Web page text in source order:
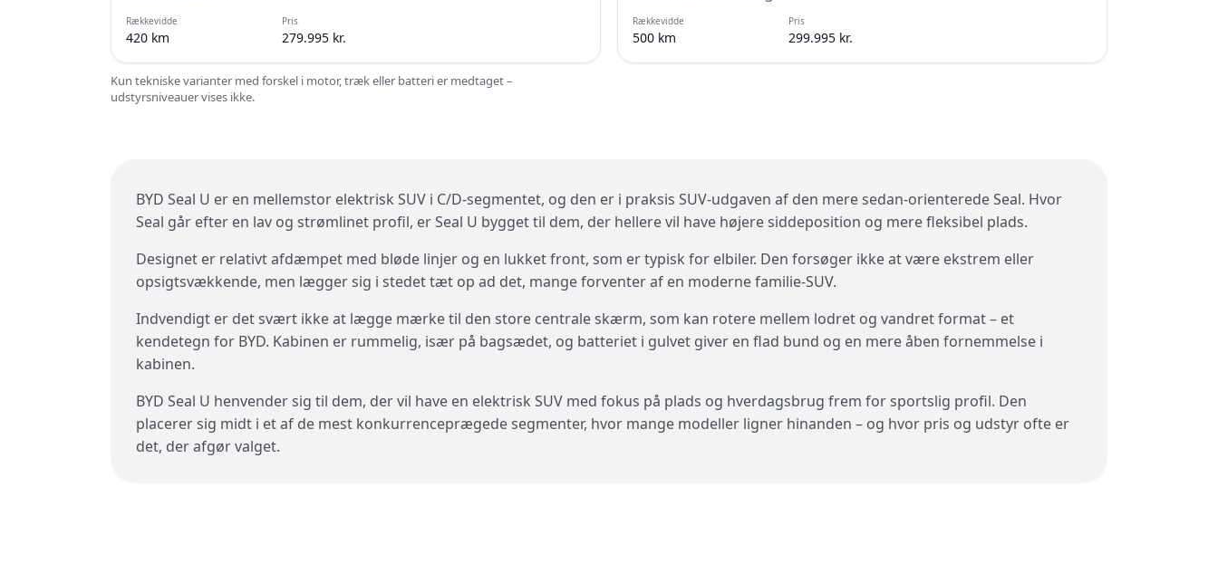
Rækkevidde
420 km
Pris
279.995 kr.
Rækkevidde
500 km
Pris
299.995 kr.
Kun tekniske varianter med forskel i motor, træk eller batteri er medtaget –
udstyrsniveauer vises ikke.
BYD Seal U er en mellemstor elektrisk SUV i C/D-segmentet, og den er i praksis SUV-udgaven af den mere sedan-orienterede Seal. Hvor
Seal går efter en lav og strømlinet profil, er Seal U bygget til dem, der hellere vil have højere siddeposition og mere fleksibel plads.
Designet er relativt afdæmpet med bløde linjer og en lukket front, som er typisk for elbiler. Den forsøger ikke at være ekstrem eller
opsigtsvækkende, men lægger sig i stedet tæt op ad det, mange forventer af en moderne familie-SUV.
Indvendigt er det svært ikke at lægge mærke til den store centrale skærm, som kan rotere mellem lodret og vandret format – et
kendetegn for BYD. Kabinen er rummelig, især på bagsædet, og batteriet i gulvet giver en flad bund og en mere åben fornemmelse i
kabinen.
BYD Seal U henvender sig til dem, der vil have en elektrisk SUV med fokus på plads og hverdagsbrug frem for sportslig profil. Den
placerer sig midt i et af de mest konkurrenceprægede segmenter, hvor mange modeller ligner hinanden – og hvor pris og udstyr ofte er
det, der afgør valget.